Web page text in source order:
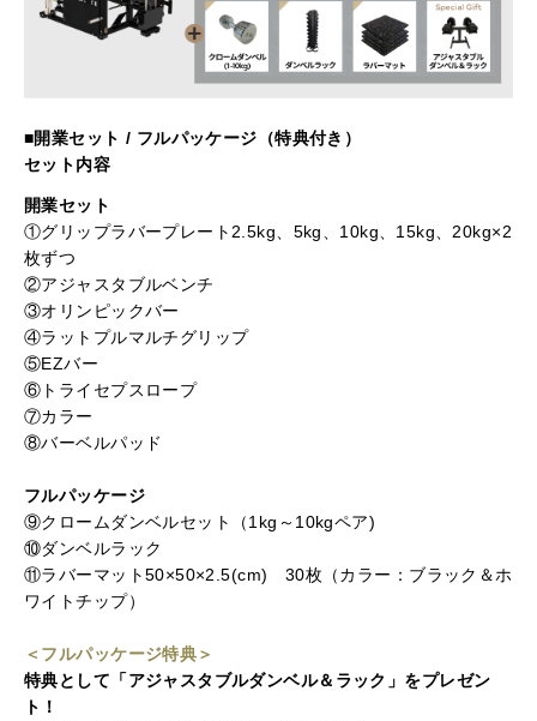
■開業セット / フルパッケージ（特典付き）
セット内容
開業セット
①グリップラバープレート2.5kg、5kg、10kg、15kg、20kg×2
枚ずつ
②アジャスタブルベンチ
③オリンピックバー
④ラットプルマルチグリップ
⑤EZバー
⑥トライセプスロープ
⑦カラー
⑧バーベルパッド
フルパッケージ
⑨クロームダンベルセット（1kg～10kgペア)
⑩ダンベルラック
⑪ラバーマット50×50×2.5(cm) 30枚（カラー：ブラック＆ホ
ワイトチップ）
＜フルパッケージ特典＞
特典として「アジャスタブルダンベル＆ラック」をプレゼン
ト！